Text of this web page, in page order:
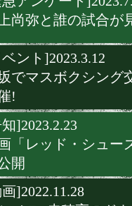
井上尚弥が今夜
[緊急アンケート
井上尚弥と誰の
[イベント
赤坂でマスボク
開催!